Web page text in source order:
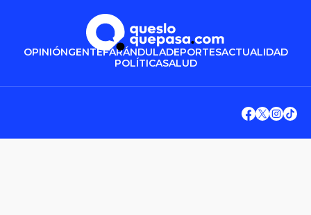
OPINIÓNGENTEFARÁNDULADEPORTESACTUALIDAD
POLÍTICASALUD